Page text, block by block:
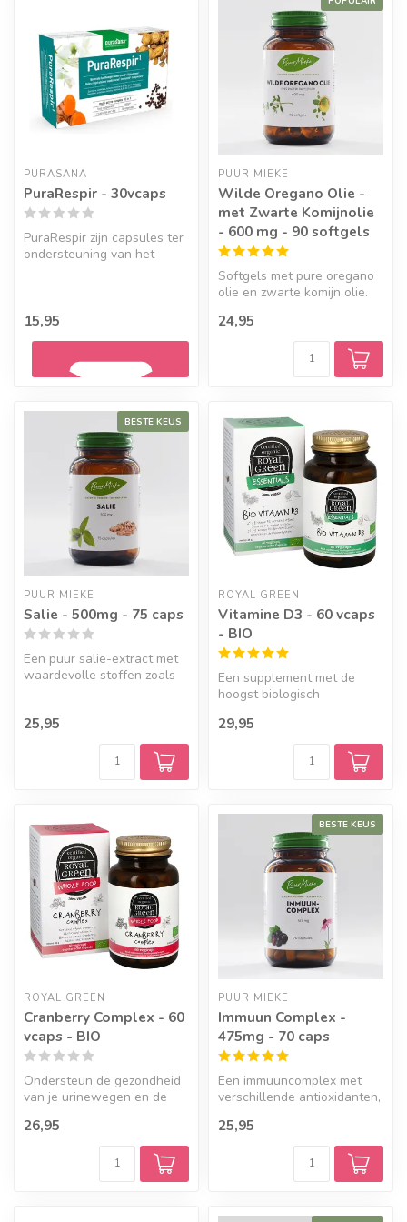
PURASANA
PuraRespir - 30vcaps
PuraRespir zijn capsules ter
ondersteuning van het
15,95
Geef een seintje
PUUR MIEKE
Wilde Oregano Olie -
met Zwarte Komijnolie
- 600 mg - 90 softgels
Softgels met pure oregano
olie en zwarte komijn olie.
positiev...
24,95
BESTE KEUS
PUUR MIEKE
Salie - 500mg - 75 caps
Een puur salie-extract met
waardevolle stoffen zoals
25,95
ROYAL GREEN
Vitamine D3 - 60 vcaps
- BIO
Een supplement met de
hoogst biologisch
vitamine D3 uit kor...
29,95
ROYAL GREEN
Cranberry Complex - 60
vcaps - BIO
Ondersteun de gezondheid
van je urinewegen en de
licha...
26,95
BESTE KEUS
PUUR MIEKE
Immuun Complex -
475mg - 70 caps
Een immuuncomplex met
verschillende antioxidanten,
krui...
25,95